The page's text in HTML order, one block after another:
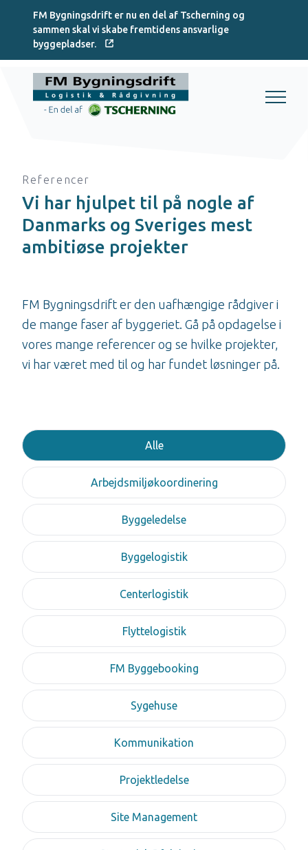
FM Bygningsdrift er nu en del af Tscherning og
sammen skal vi skabe fremtidens ansvarlige
byggepladser.
Referencer
Vi har hjulpet til på nogle af
Danmarks og Sveriges mest
ambitiøse projekter
FM Bygningsdrift er den uafhængige rådgiver i
de mange faser af byggeriet. Gå på opdagelse i
vores mange referencer og se hvilke projekter,
Alle
Arbejdsmiljøkoordinering
Byggeledelse
Byggelogistik
Centerlogistik
Flyttelogistik
FM Byggebooking
Sygehuse
Kommunikation
Projektledelse
Site Management